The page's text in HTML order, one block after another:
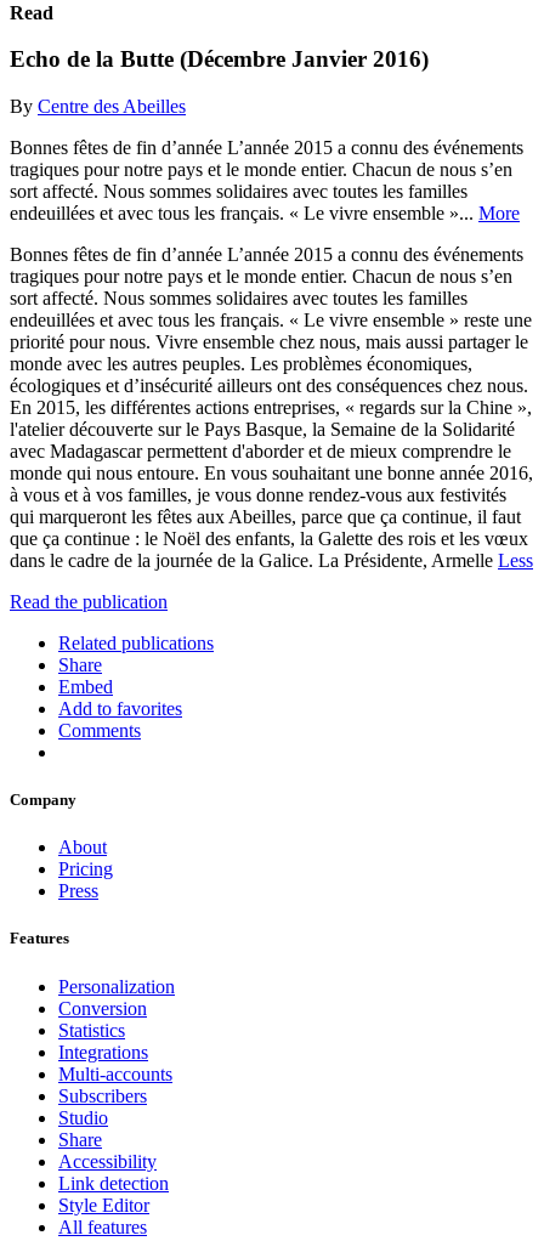
Read
Echo de la Butte (Décembre Janvier 2016)
By Centre des Abeilles
Bonnes fêtes de fin d’année L’année 2015 a connu des événements
tragiques pour notre pays et le monde entier. Chacun de nous s’en
sort affecté. Nous sommes solidaires avec toutes les familles
endeuillées et avec tous les français. « Le vivre ensemble »... More
Bonnes fêtes de fin d’année L’année 2015 a connu des événements
tragiques pour notre pays et le monde entier. Chacun de nous s’en
sort affecté. Nous sommes solidaires avec toutes les familles
endeuillées et avec tous les français. « Le vivre ensemble » reste une
priorité pour nous. Vivre ensemble chez nous, mais aussi partager le
monde avec les autres peuples. Les problèmes économiques,
écologiques et d’insécurité ailleurs ont des conséquences chez nous.
En 2015, les différentes actions entreprises, « regards sur la Chine »,
l'atelier découverte sur le Pays Basque, la Semaine de la Solidarité
avec Madagascar permettent d'aborder et de mieux comprendre le
monde qui nous entoure. En vous souhaitant une bonne année 2016,
à vous et à vos familles, je vous donne rendez-vous aux festivités
qui marqueront les fêtes aux Abeilles, parce que ça continue, il faut
que ça continue : le Noël des enfants, la Galette des rois et les vœux
dans le cadre de la journée de la Galice. La Présidente, Armelle Less
Read the publication
Related publications
Share
Embed
Add to favorites
Comments
Company
About
Pricing
Press
Features
Personalization
Conversion
Statistics
Integrations
Multi-accounts
Subscribers
Studio
Share
Accessibility
Link detection
Style Editor
All features